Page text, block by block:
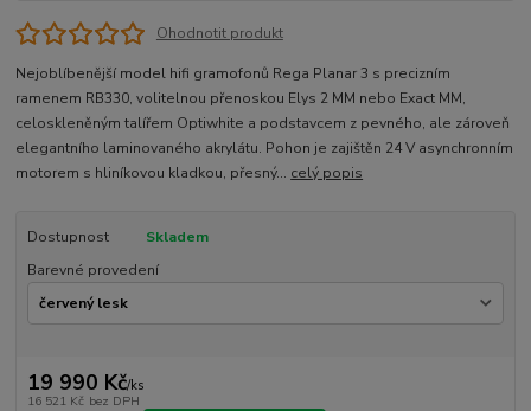
Ohodnotit produkt
Nejoblíbenější model hifi gramofonů Rega Planar 3 s precizním
ramenem RB330, volitelnou přenoskou Elys 2 MM nebo Exact MM,
celoskleněným talířem Optiwhite a podstavcem z pevného, ale zároveň
elegantního laminovaného akrylátu. Pohon je zajištěn 24 V asynchronním
motorem s hliníkovou kladkou, přesný... celý popis
Dostupnost
Skladem
Barevné provedení
19 990 Kč/ks
16 521 Kč bez DPH